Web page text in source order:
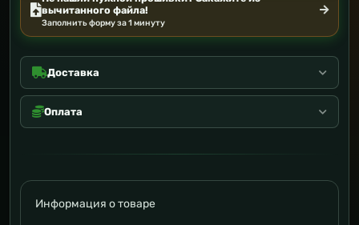
вычитанного файла!
Заполнить форму за 1 минуту
Доставка
Оплата
Информация о товаре